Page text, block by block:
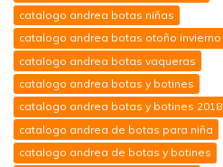
catalogo andrea botas niñas
catalogo andrea botas otoño invierno
catalogo andrea botas vaqueras
catalogo andrea botas y botines
catalogo andrea botas y botines 2018
catalogo andrea de botas para niña
catalogo andrea de botas y botines